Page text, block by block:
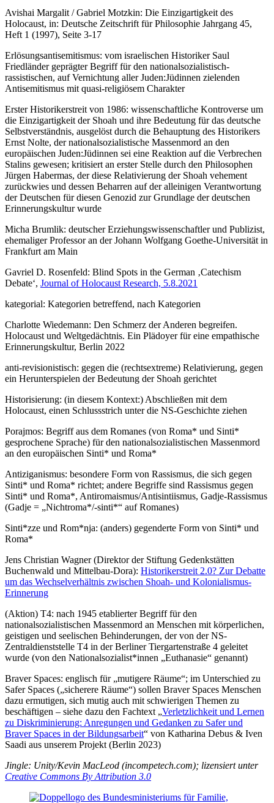
Avishai Margalit / Gabriel Motzkin: Die Einzigartigkeit des
Holocaust, in: Deutsche Zeitschrift für Philosophie Jahrgang 45,
Heft 1 (1997), Seite 3-17
Erlösungsantisemitismus: vom israelischen Historiker Saul
Friedländer geprägter Begriff für den nationalsozialistisch-
rassistischen, auf Vernichtung aller Juden:Jüdinnen zielenden
Antisemitismus mit quasi-religiösem Charakter
Erster Historikerstreit von 1986: wissenschaftliche Kontroverse um
die Einzigartigkeit der Shoah und ihre Bedeutung für das deutsche
Selbstverständnis, ausgelöst durch die Behauptung des Historikers
Ernst Nolte, der nationalsozialistische Massenmord an den
europäischen Juden:Jüdinnen sei eine Reaktion auf die Verbrechen
Stalins gewesen; kritisiert an erster Stelle durch den Philosophen
Jürgen Habermas, der diese Relativierung der Shoah vehement
zurückwies und dessen Beharren auf der alleinigen Verantwortung
der Deutschen für diesen Genozid zur Grundlage der deutschen
Erinnerungskultur wurde
Micha Brumlik: deutscher Erziehungswissenschaftler und Publizist,
ehemaliger Professor an der Johann Wolfgang Goethe-Universität in
Frankfurt am Main
Gavriel D. Rosenfeld: Blind Spots in the German ‚Catechism
Debate‘, Journal of Holocaust Research, 5.8.2021
kategorial: Kategorien betreffend, nach Kategorien
Charlotte Wiedemann: Den Schmerz der Anderen begreifen.
Holocaust und Weltgedächtnis. Ein Plädoyer für eine empathische
Erinnerungskultur, Berlin 2022
anti-revisionistisch: gegen die (rechtsextreme) Relativierung, gegen
ein Herunterspielen der Bedeutung der Shoah gerichtet
Historisierung: (in diesem Kontext:) Abschließen mit dem
Holocaust, einen Schlussstrich unter die NS-Geschichte ziehen
Porajmos: Begriff aus dem Romanes (von Roma* und Sinti*
gesprochene Sprache) für den nationalsozialistischen Massenmord
an den europäischen Sinti* und Roma*
Antiziganismus: besondere Form von Rassismus, die sich gegen
Sinti* und Roma* richtet; andere Begriffe sind Rassismus gegen
Sinti* und Roma*, Antiromaismus/Antisintiismus, Gadje-Rassismus
(Gadje = „Nichtroma*/-sinti*“ auf Romanes)
Sinti*zze und Rom*nja: (anders) gegenderte Form von Sinti* und
Roma*
Jens Christian Wagner (Direktor der Stiftung Gedenkstätten
Buchenwald und Mittelbau-Dora): Historikerstreit 2.0? Zur Debatte
um das Wechselverhältnis zwischen Shoah- und Kolonialismus-
Erinnerung
(Aktion) T4: nach 1945 etablierter Begriff für den
nationalsozialistischen Massenmord an Menschen mit körperlichen,
geistigen und seelischen Behinderungen, der von der NS-
Zentraldienststelle T4 in der Berliner Tiergartenstraße 4 geleitet
wurde (von den Nationalsozialist*innen „Euthanasie“ genannt)
Braver Spaces: englisch für „mutigere Räume“; im Unterschied zu
Safer Spaces („sicherere Räume“) sollen Braver Spaces Menschen
dazu ermutigen, sich mutig auch mit schwierigen Themen zu
beschäftigen – siehe dazu den Fachtext „Verletzlichkeit und Lernen
zu Diskriminierung: Anregungen und Gedanken zu Safer und
Braver Spaces in der Bildungsarbeit“ von Katharina Debus & Iven
Saadi aus unserem Projekt (Berlin 2023)
Jingle: Unity/Kevin MacLeod (incompetech.com); lizensiert unter
Creative Commons By Attribution 3.0